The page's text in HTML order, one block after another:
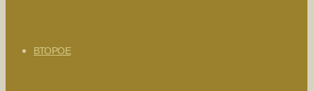
ВТОРОЕ